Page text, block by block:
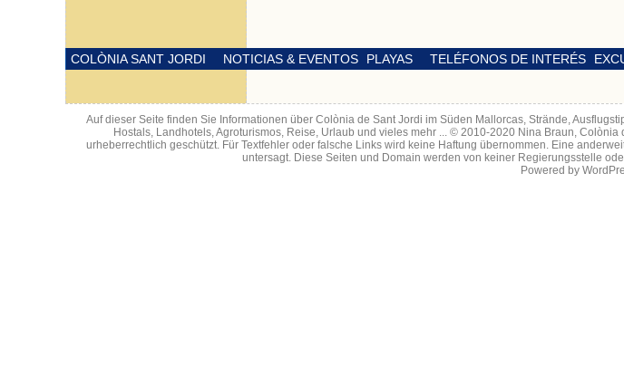
COLÒNIA SANT JORDI NOTICIAS & EVENTOS PLAYAS TELÉFONOS DE INTERÉS
Auf dieser Seite finden Sie Informationen über Colònia de Sant Jordi im Süden Mallorcas, Strände,
Hostals, Landhotels, Agroturismos, Reise, Urlaub und vieles mehr ... © 2010-2020 Nina Braun,
urheberrechtlich geschützt. Für Textfehler oder falsche Links wird keine Haftung übernommen. Eine
untersagt. Diese Seiten und Domain werden von keiner Regierungsstelle
Powered by